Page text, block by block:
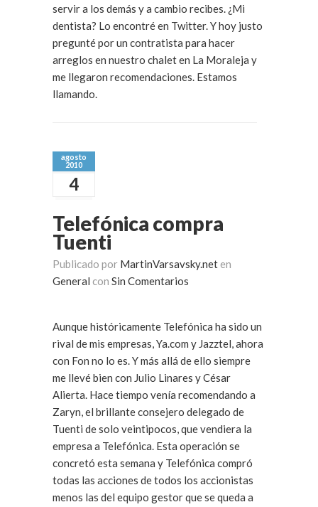
servir a los demás y a cambio recibes. ¿Mi
dentista? Lo encontré en Twitter. Y hoy justo
pregunté por un contratista para hacer
arreglos en nuestro chalet en La Moraleja y
me llegaron recomendaciones. Estamos
llamando.
agosto
2010
4
Telefónica compra
Tuenti
Publicado por MartinVarsavsky.net en
General con Sin Comentarios
Aunque históricamente Telefónica ha sido un
rival de mis empresas, Ya.com y Jazztel, ahora
con Fon no lo es. Y más allá de ello siempre
me llevé bien con Julio Linares y César
Alierta. Hace tiempo venía recomendando a
Zaryn, el brillante consejero delegado de
Tuenti de solo veintipocos, que vendiera la
empresa a Telefónica. Esta operación se
concretó esta semana y Telefónica compró
todas las acciones de todos los accionistas
menos las del equipo gestor que se queda a